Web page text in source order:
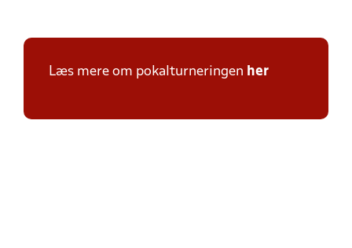
Læs mere om pokalturneringen her